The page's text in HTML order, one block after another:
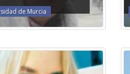
de Murcia